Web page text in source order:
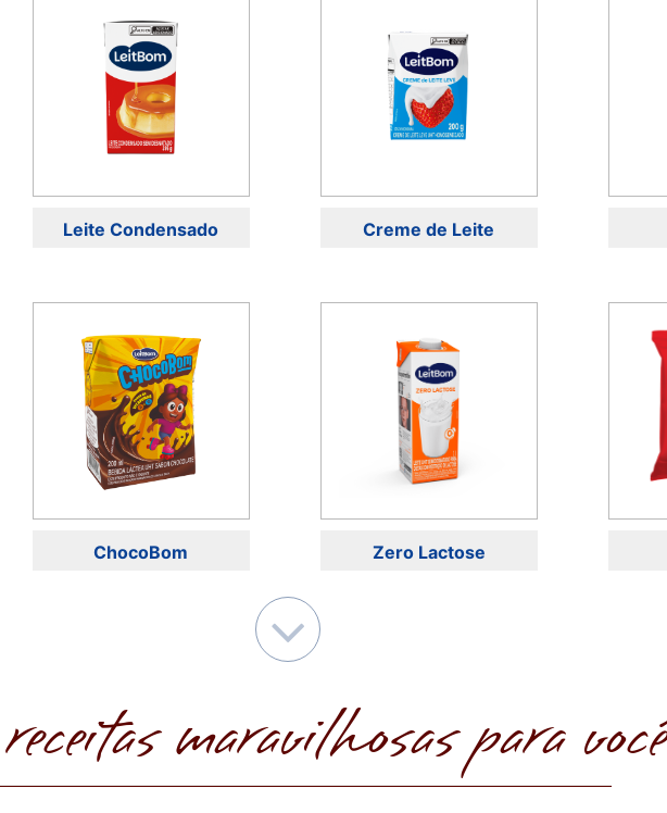
Leite Condensado Creme de Leite
ChocoBom Zero Lactose
maravilhosas para você